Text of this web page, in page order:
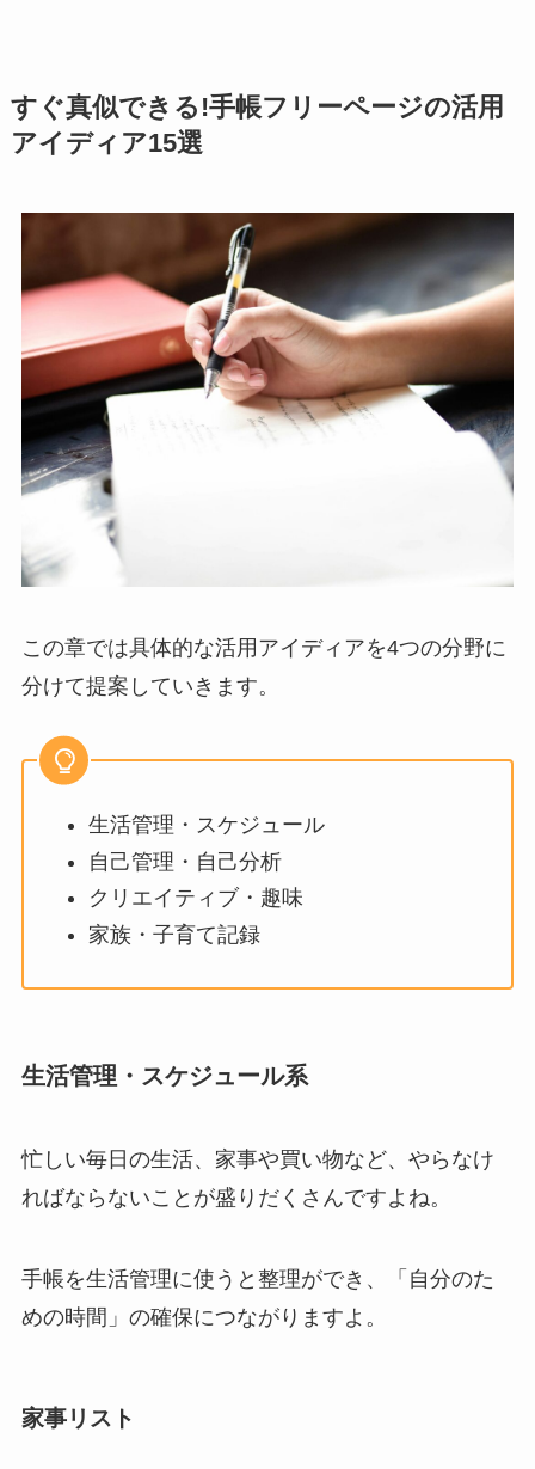
すぐ真似できる!手帳フリーページの活用
アイディア15選
この章では具体的な活用アイディアを4つの分野に
分けて提案していきます。
生活管理・スケジュール
自己管理・自己分析
クリエイティブ・趣味
家族・子育て記録
生活管理・スケジュール系
忙しい毎日の生活、家事や買い物など、やらなけ
ればならないことが盛りだくさんですよね。
手帳を生活管理に使うと整理ができ、「自分のた
めの時間」の確保につながりますよ。
家事リスト